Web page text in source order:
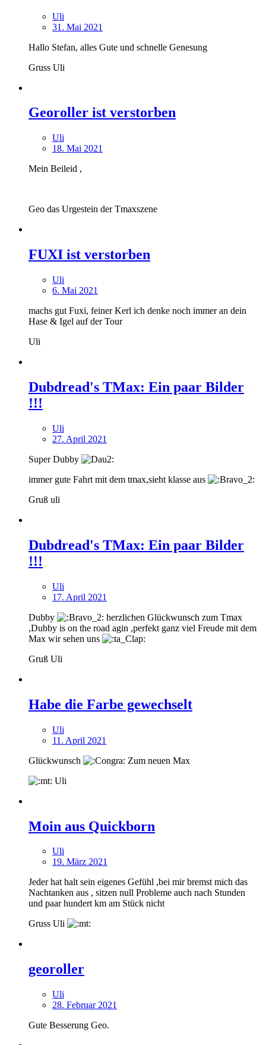
Uli
31. Mai 2021
Hallo Stefan, alles Gute und schnelle Genesung
Gruss Uli
Georoller ist verstorben
Uli
18. Mai 2021
Mein Beileid ,
Geo das Urgestein der Tmaxszene
FUXI ist verstorben
Uli
6. Mai 2021
machs gut Fuxi, feiner Kerl ich denke noch immer an dein
Hase & Igel auf der Tour
Uli
Dubdread's TMax: Ein paar Bilder
!!!
Uli
27. April 2021
Super Dubby
immer gute Fahrt mit dem tmax,sieht klasse aus
Gruß uli
Dubdread's TMax: Ein paar Bilder
!!!
Uli
17. April 2021
Dubby
herzlichen Glückwunsch zum Tmax
,Dubby is on the road agin ,perfekt ganz viel Freude mit dem
Max wir sehen uns
Gruß Uli
Habe die Farbe gewechselt
Uli
11. April 2021
Glückwunsch
Zum neuen Max
Uli
Moin aus Quickborn
Uli
19. März 2021
Jeder hat halt sein eigenes Gefühl ,bei mir bremst mich das
Nachtanken aus , sitzen null Probleme auch nach Stunden
und paar hundert km am Stück nicht
Gruss Uli
georoller
Uli
28. Februar 2021
Gute Besserung Geo.